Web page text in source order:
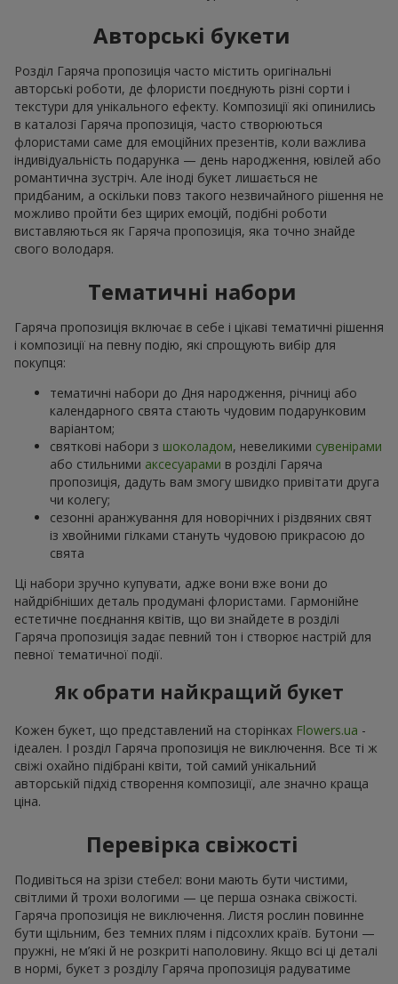
Авторські букети
Розділ Гаряча пропозиція часто містить оригінальні
авторські роботи, де флористи поєднують різні сорти і
текстури для унікального ефекту. Композиції які опинились
в каталозі Гаряча пропозиція, часто створюються
флористами саме для емоційних презентів, коли важлива
індивідуальність подарунка — день народження, ювілей або
романтична зустріч. Але іноді букет лишається не
придбаним, а оскільки повз такого незвичайного рішення не
можливо пройти без щирих емоцій, подібні роботи
виставляються як Гаряча пропозиція, яка точно знайде
свого володаря.
Тематичні набори
Гаряча пропозиція включає в себе і цікаві тематичні рішення
і композиції на певну подію, які спрощують вибір для
покупця:
тематичні набори до Дня народження, річниці або
календарного свята стають чудовим подарунковим
варіантом;
святкові набори з шоколадом, невеликими сувенірами
або стильними аксесуарами в розділі Гаряча
пропозиція, дадуть вам змогу швидко привітати друга
чи колегу;
сезонні аранжування для новорічних і різдвяних свят
із хвойними гілками стануть чудовою прикрасою до
свята
Ці набори зручно купувати, адже вони вже вони до
найдрібніших деталь продумані флористами. Гармонійне
естетичне поєднання квітів, що ви знайдете в розділі
Гаряча пропозиція задає певний тон і створює настрій для
певної тематичної події.
Як обрати найкращий букет
Кожен букет, що представлений на сторінках Flowers.ua -
ідеален. І розділ Гаряча пропозиція не виключення. Все ті ж
свіжі охайно підібрані квіти, той самий унікальний
авторській підхід створення композиції, але значно краща
ціна.
Перевірка свіжості
Подивіться на зрізи стебел: вони мають бути чистими,
світлими й трохи вологими — це перша ознака свіжості.
Гаряча пропозиція не виключення. Листя рослин повинне
бути щільним, без темних плям і підсохлих країв. Бутони —
пружні, не м’які й не розкриті наполовину. Якщо всі ці деталі
в нормі, букет з розділу Гаряча пропозиція радуватиме